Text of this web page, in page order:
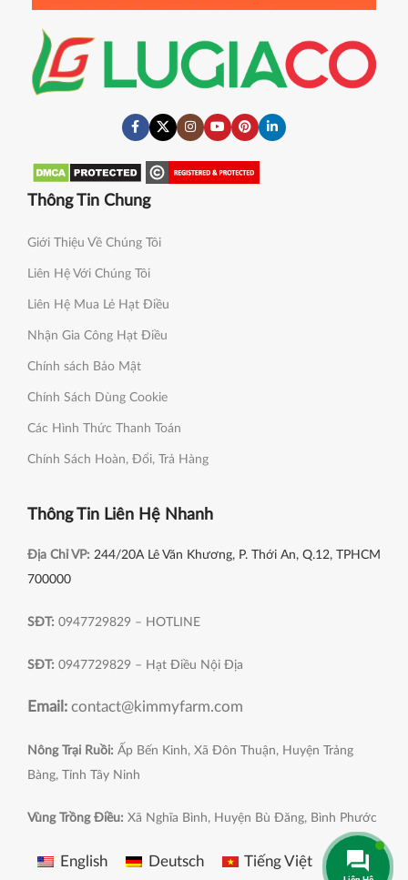
Thông Tin Chung
Giới Thiệu Về Chúng Tôi
Liên Hệ Với Chúng Tôi
Liên Hệ Mua Lẻ Hạt Điều
Nhận Gia Công Hạt Điều
Chính sách Bảo Mật
Chính Sách Dùng Cookie
Các Hình Thức Thanh Toán
Chính Sách Hoàn, Đổi, Trả Hàng
Thông Tin Liên Hệ Nhanh
Địa Chỉ VP: 244/20A Lê Văn Khương, P. Thới An, Q.12, TPHCM
700000
SĐT: 0947729829 – HOTLINE
SĐT: 0947729829 – Hạt Điều Nội Địa
Email: contact@kimmyfarm.com
Nông Trại Ruồi: Ấp Bến Kinh, Xã Đôn Thuận, Huyện Trảng
Bàng, Tỉnh Tây Ninh
Vùng Trồng Điều: Xã Nghĩa Bình, Huyện Bù Đăng, Bình Phước
English Deutsch Tiếng Việt